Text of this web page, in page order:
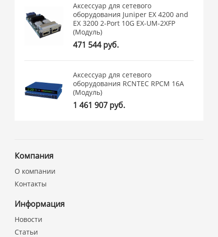
Аксессуар для сетевого
оборудования Juniper EX 4200 and
EX 3200 2-Port 10G EX-UM-2XFP
(Модуль)
471 544 руб.
Аксессуар для сетевого
оборудования RCNTEC RPCM 16A
(Модуль)
1 461 907 руб.
Компания
О компании
Контакты
Информация
Новости
Статьи